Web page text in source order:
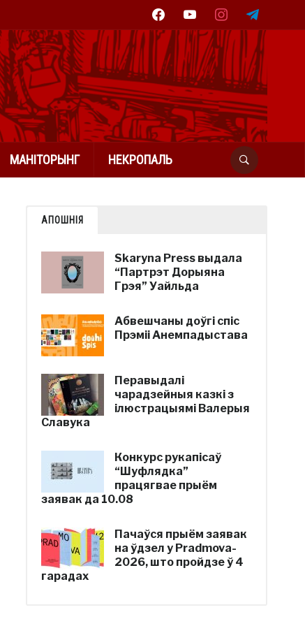
facebookyoutube instagramtelegram
МАНІТОРЫНГ НЕКРОПАЛЬ
АПОШНІЯ
Skaryna Press выдала
“Партрэт Дорыяна
Грэя” Уайльда
Абвешчаны доўгі спіс
Прэміі Анемпадыстава
Перавыдалі
чарадзейныя казкі з
ілюстрацыямі Валерыя
Славука
Конкурс рукапісаў
“Шуфлядка”
працягвае прыём
заявак да 10.08
Пачаўся прыём заявак
на ўдзел у Pradmova-
2026, што пройдзе ў 4
гарадах